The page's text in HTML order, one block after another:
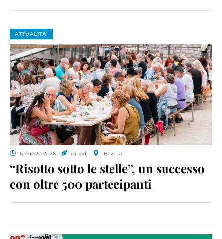
ATTUALITA'
6 Agosto 2026 di red. Baveno
“Risotto sotto le stelle”, un successo
con oltre 500 partecipanti